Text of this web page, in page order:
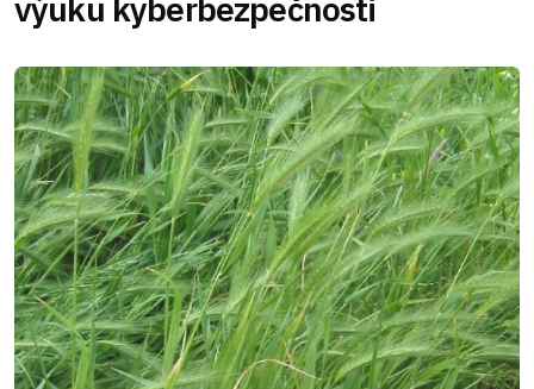
výuku kyberbezpečnosti